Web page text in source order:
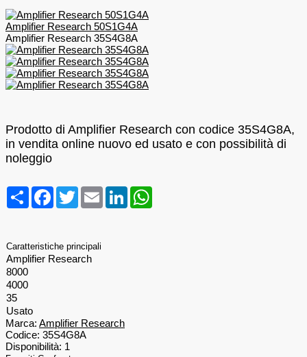
Amplifier Research 50S1G4A
Amplifier Research 35S4G8A
Prodotto di Amplifier Research con codice 35S4G8A,
in vendita online nuovo ed usato e con possibilità di
noleggio
CondividiFacebook
TwitterEmail LinkedIn
Caratteristiche principali
Amplifier Research
8000
4000
35
Usato
Marca: Amplifier Research
Codice: 35S4G8A
Disponibilità: 1